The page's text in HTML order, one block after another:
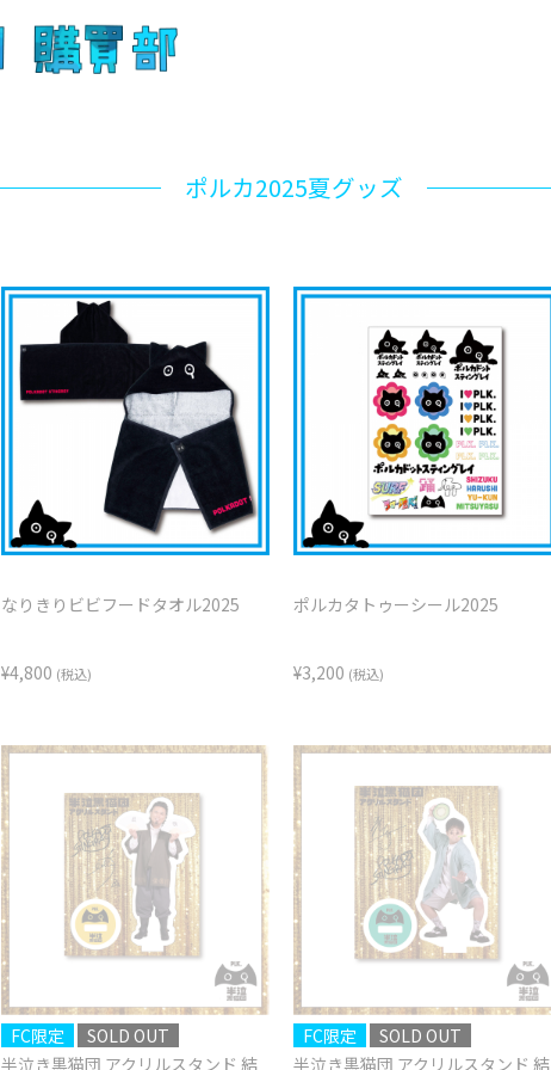
ポルカ2025夏グッズ
なりきりビビフードタオル2025
¥4,800 (税込)
ポルカタトゥーシール2025
¥3,200 (税込)
FC限定
SOLD OUT
半泣き黒猫団 アクリルスタンド 結
FC限定
SOLD OUT
半泣き黒猫団 アクリルスタンド 結